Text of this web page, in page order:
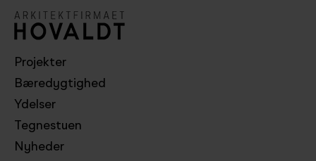
Projekter
Bæredygtighed
Ydelser
Tegnestuen
Nyheder